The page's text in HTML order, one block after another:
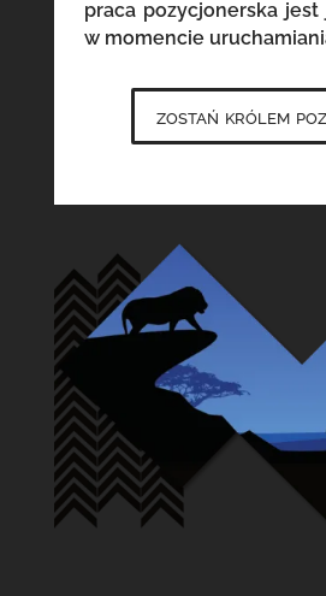
praca pozycjonerska
w momencie
zostań królem